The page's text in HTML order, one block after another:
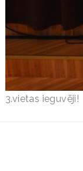
3.vietas ieguvēji!